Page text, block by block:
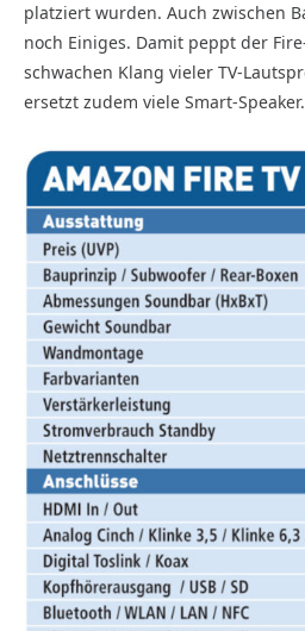
platziert wurden. Auch zwischen
noch Einiges. Damit peppt der
schwachen Klang vieler TV-
ersetzt zudem viele Smart-Speaker.